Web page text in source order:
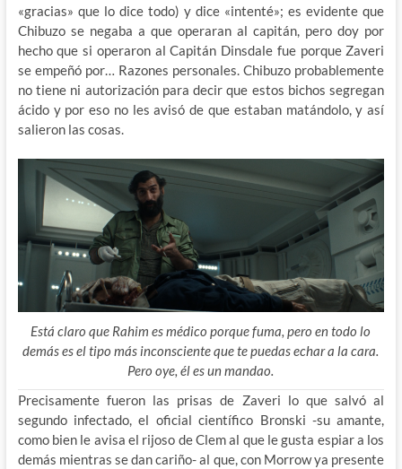
«gracias» que lo dice todo) y dice «intenté»; es evidente que
Chibuzo se negaba a que operaran al capitán, pero doy por
hecho que si operaron al Capitán Dinsdale fue porque Zaveri
se empeñó por… Razones personales. Chibuzo probablemente
no tiene ni autorización para decir que estos bichos segregan
ácido y por eso no les avisó de que estaban matándolo, y así
salieron las cosas.
Está claro que Rahim es médico porque fuma, pero en todo lo
demás es el tipo más inconsciente que te puedas echar a la cara.
Pero oye, él es un mandao.
Precisamente fueron las prisas de Zaveri lo que salvó al
segundo infectado, el oficial científico Bronski -su amante,
como bien le avisa el rijoso de Clem al que le gusta espiar a los
demás mientras se dan cariño- al que, con Morrow ya presente